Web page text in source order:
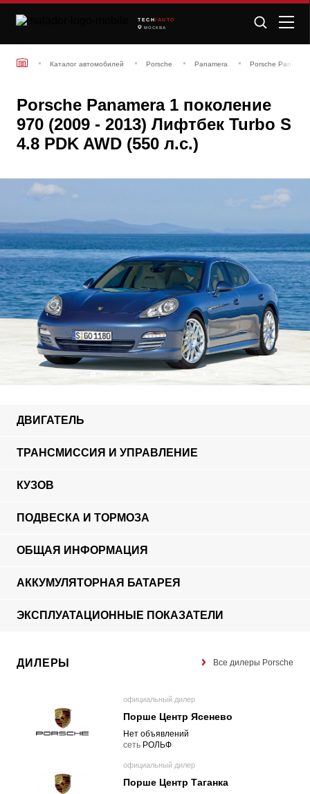
TECH /AUTO
МОСКВА
Каталог автомобилей Porsche Panamera Porsche
Porsche Panamera 1 поколение
970 (2009 - 2013) Лифтбек Turbo S
4.8 PDK AWD (550 л.с.)
ДВИГАТЕЛЬ
ТРАНСМИССИЯ И УПРАВЛЕНИЕ
КУЗОВ
ПОДВЕСКА И ТОРМОЗА
ОБЩАЯ ИНФОРМАЦИЯ
АККУМУЛЯТОРНАЯ БАТАРЕЯ
ЭКСПЛУАТАЦИОННЫЕ ПОКАЗАТЕЛИ
ДИЛЕРЫ Все дилеры Porsche
официальный дилер
Порше Центр Ясенево
Нет объявлений
cеть РОЛЬФ
официальный дилер
Порше Центр Таганка